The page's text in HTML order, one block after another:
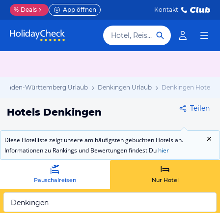
% Deals App öffnen Kontakt
Hotel, Reiseziel
Baden-Württemberg Urlaub Denkingen Urlaub Denkingen Hotels
Hotels Denkingen Teilen
Diese Hotelliste zeigt unsere am häufigsten gebuchten Hotels an.
Informationen zu Rankings und Bewertungen findest Du hier
Pauschalreisen Nur Hotel
Denkingen